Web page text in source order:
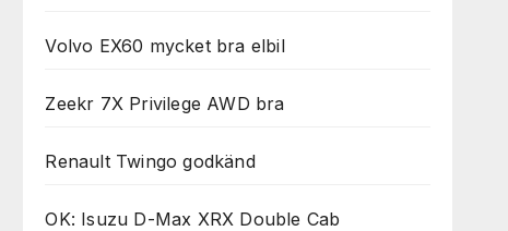
Volvo EX60 mycket bra elbil
Zeekr 7X Privilege AWD bra
Renault Twingo godkänd
OK: Isuzu D-Max XRX Double Cab